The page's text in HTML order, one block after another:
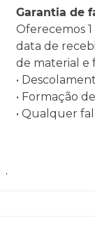
Garantia de
Oferecemos
data de
de material e
•
• Formação
• Qualquer
.